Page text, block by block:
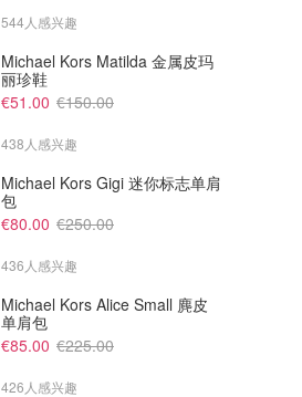
€64.35
总价€130
544人感兴趣
Michael Kors Matilda 金属皮玛
丽珍鞋
€51.00 €150.00
438人感兴趣
Michael Kors Gigi 迷你标志单肩
包
€80.00 €250.00
436人感兴趣
Michael Kors Alice Small 麂皮
单肩包
€85.00 €225.00
426人感兴趣